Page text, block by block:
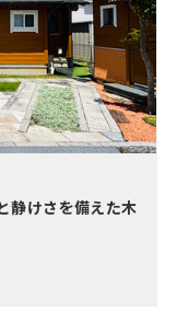
静けさを備えた木